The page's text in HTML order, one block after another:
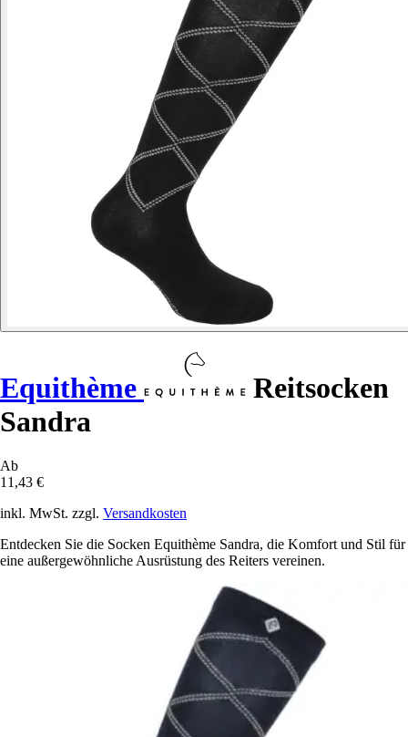
Equithème
Reitsocken
Sandra
Ab
11,43 €
inkl. MwSt. zzgl. Versandkosten
Entdecken Sie die Socken Equithème Sandra, die Komfort und Stil für
eine außergewöhnliche Ausrüstung des Reiters vereinen.